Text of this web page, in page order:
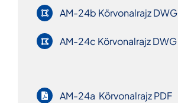
AM-24b Körvonalrajz DWG
AM-24c Körvonalrajz DWG
AM-24a Körvonalrajz PDF